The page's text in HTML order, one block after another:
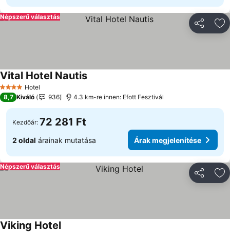
Népszerű választás
4 KategóriaHotel
Vital Hotel Nautis
8,7 Kiváló 936 4.3 km-re innen: Efott Fesztivál
Kezdőár: 72 281 Ft
2 oldal árainak mutatása Árak megjelenítése
Népszerű választás
Viking Hotel